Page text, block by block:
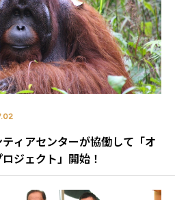
ィアセンターが協働して「オ
ジェクト」開始！